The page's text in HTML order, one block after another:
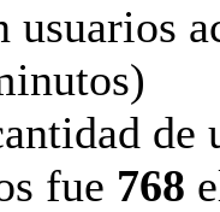
usuarios
de
fue 768